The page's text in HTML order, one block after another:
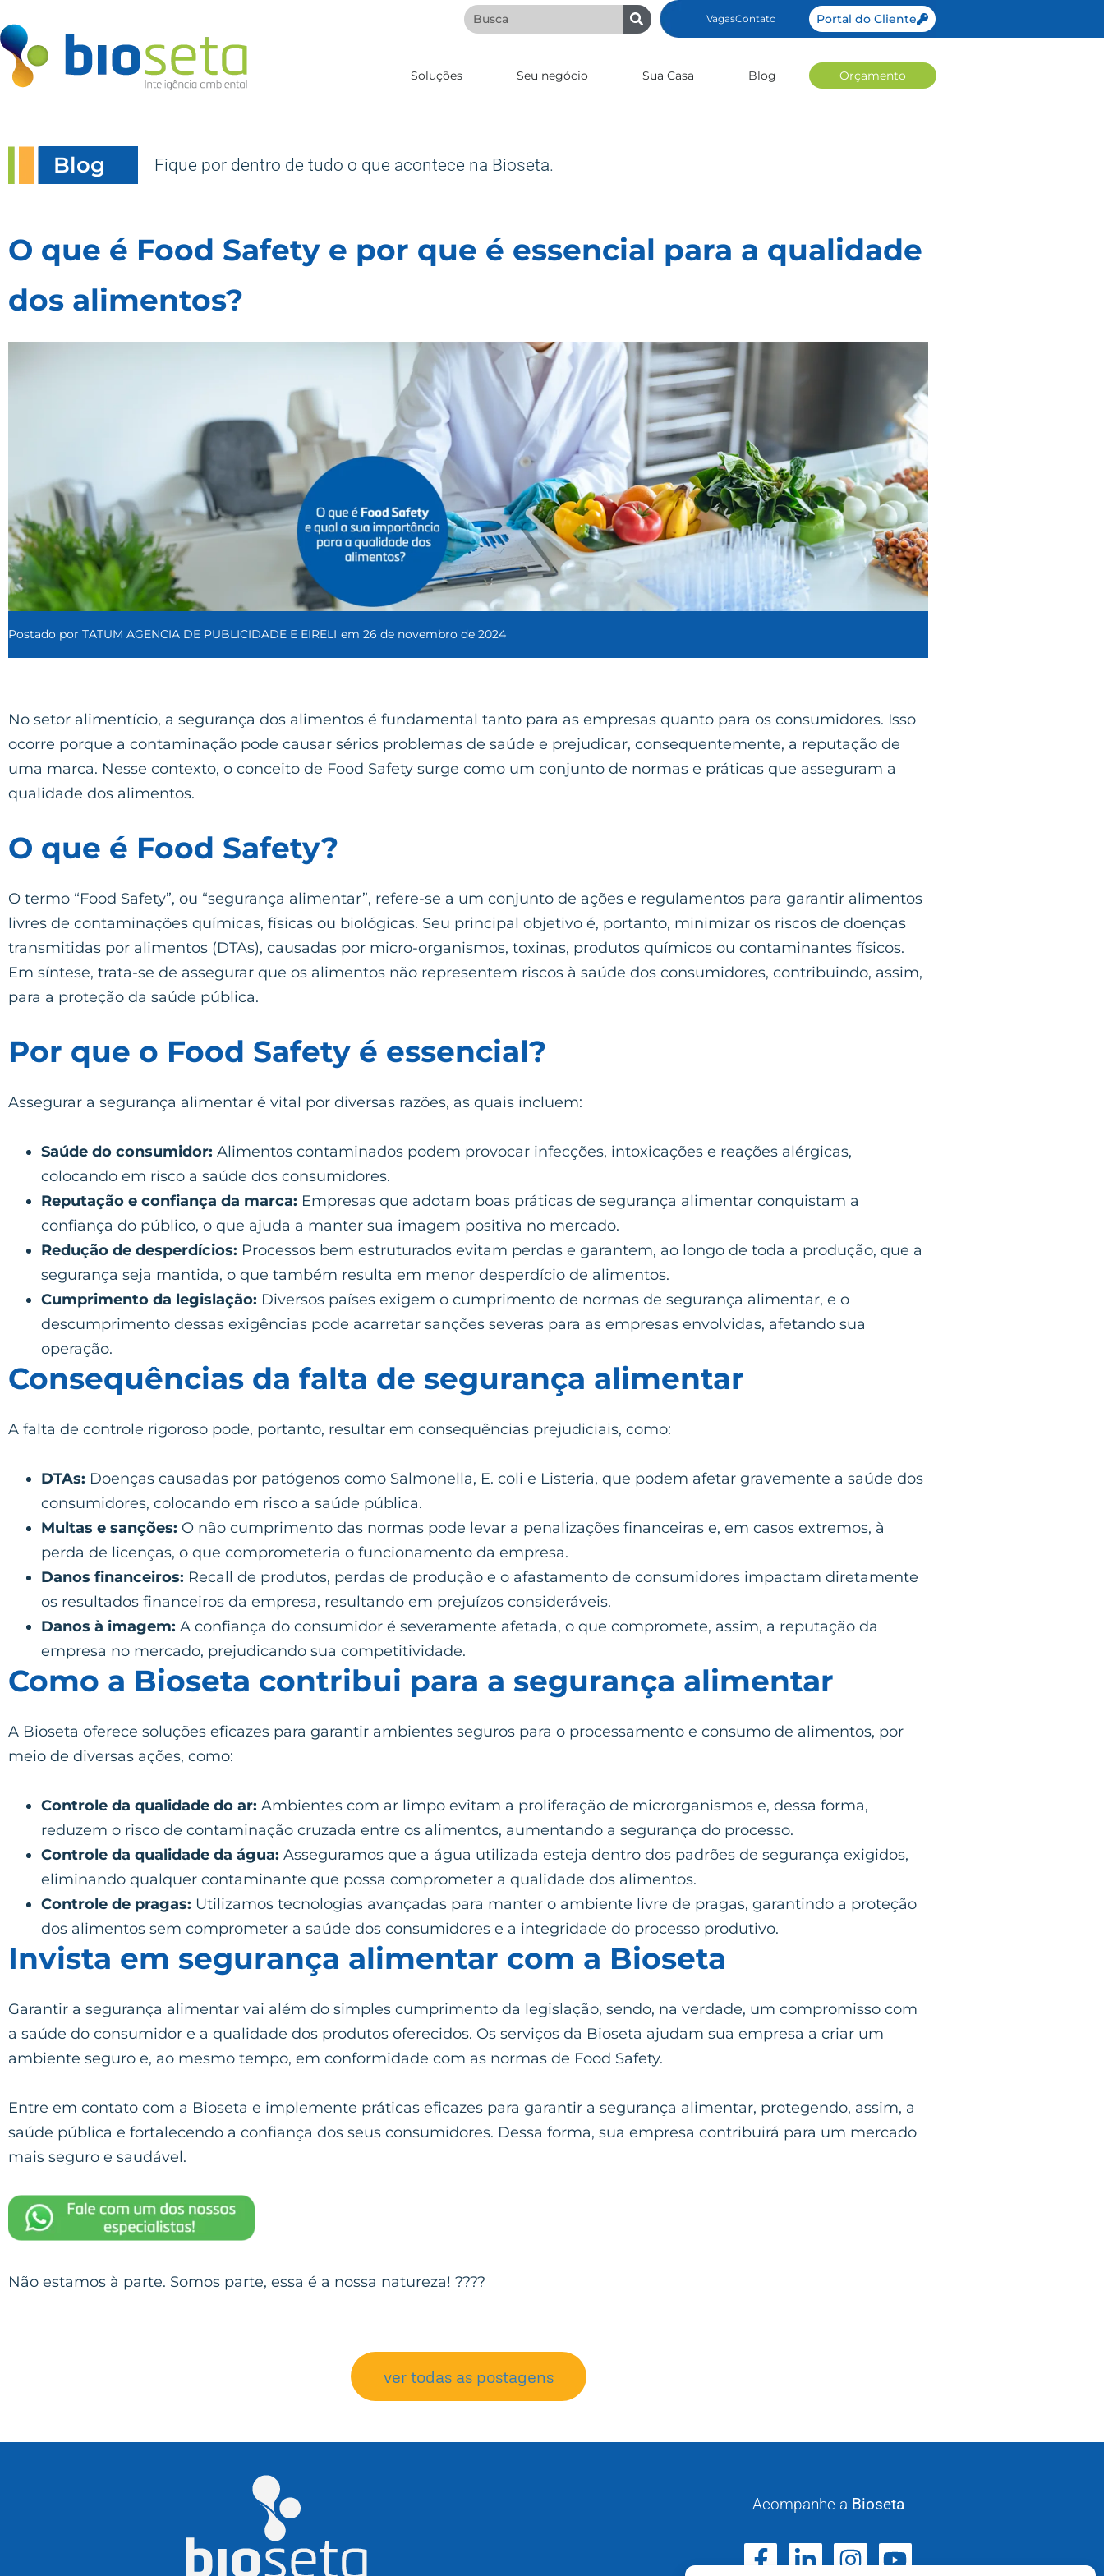
VagasContato Portal do Cliente
Soluções Seu negócio Sua Casa Blog Orçamento
Blog Fique por dentro de tudo o que acontece na Bioseta.
O que é Food Safety e por que é essencial para a qualidade
dos alimentos?
Postado por TATUM AGENCIA DE PUBLICIDADE E EIRELI em 26 de novembro de 2024
No setor alimentício, a segurança dos alimentos é fundamental tanto para as empresas quanto para os consumidores. Isso
ocorre porque a contaminação pode causar sérios problemas de saúde e prejudicar, consequentemente, a reputação de
uma marca. Nesse contexto, o conceito de Food Safety surge como um conjunto de normas e práticas que asseguram a
qualidade dos alimentos.
O que é Food Safety?
O termo “Food Safety”, ou “segurança alimentar”, refere-se a um conjunto de ações e regulamentos para garantir alimentos
livres de contaminações químicas, físicas ou biológicas. Seu principal objetivo é, portanto, minimizar os riscos de doenças
transmitidas por alimentos (DTAs), causadas por micro-organismos, toxinas, produtos químicos ou contaminantes físicos.
Em síntese, trata-se de assegurar que os alimentos não representem riscos à saúde dos consumidores, contribuindo, assim,
para a proteção da saúde pública.
Por que o Food Safety é essencial?
Assegurar a segurança alimentar é vital por diversas razões, as quais incluem:
Saúde do consumidor: Alimentos contaminados podem provocar infecções, intoxicações e reações alérgicas,
colocando em risco a saúde dos consumidores.
Reputação e confiança da marca: Empresas que adotam boas práticas de segurança alimentar conquistam a
confiança do público, o que ajuda a manter sua imagem positiva no mercado.
Redução de desperdícios: Processos bem estruturados evitam perdas e garantem, ao longo de toda a produção, que a
segurança seja mantida, o que também resulta em menor desperdício de alimentos.
Cumprimento da legislação: Diversos países exigem o cumprimento de normas de segurança alimentar, e o
descumprimento dessas exigências pode acarretar sanções severas para as empresas envolvidas, afetando sua
operação.
Consequências da falta de segurança alimentar
A falta de controle rigoroso pode, portanto, resultar em consequências prejudiciais, como:
DTAs: Doenças causadas por patógenos como Salmonella, E. coli e Listeria, que podem afetar gravemente a saúde dos
consumidores, colocando em risco a saúde pública.
Multas e sanções: O não cumprimento das normas pode levar a penalizações financeiras e, em casos extremos, à
perda de licenças, o que comprometeria o funcionamento da empresa.
Danos financeiros: Recall de produtos, perdas de produção e o afastamento de consumidores impactam diretamente
os resultados financeiros da empresa, resultando em prejuízos consideráveis.
Danos à imagem: A confiança do consumidor é severamente afetada, o que compromete, assim, a reputação da
empresa no mercado, prejudicando sua competitividade.
Como a Bioseta contribui para a segurança alimentar
A Bioseta oferece soluções eficazes para garantir ambientes seguros para o processamento e consumo de alimentos, por
meio de diversas ações, como:
Controle da qualidade do ar: Ambientes com ar limpo evitam a proliferação de microrganismos e, dessa forma,
reduzem o risco de contaminação cruzada entre os alimentos, aumentando a segurança do processo.
Controle da qualidade da água: Asseguramos que a água utilizada esteja dentro dos padrões de segurança exigidos,
eliminando qualquer contaminante que possa comprometer a qualidade dos alimentos.
Controle de pragas: Utilizamos tecnologias avançadas para manter o ambiente livre de pragas, garantindo a proteção
dos alimentos sem comprometer a saúde dos consumidores e a integridade do processo produtivo.
Invista em segurança alimentar com a Bioseta
Garantir a segurança alimentar vai além do simples cumprimento da legislação, sendo, na verdade, um compromisso com
a saúde do consumidor e a qualidade dos produtos oferecidos. Os serviços da Bioseta ajudam sua empresa a criar um
ambiente seguro e, ao mesmo tempo, em conformidade com as normas de Food Safety.
Entre em contato com a Bioseta e implemente práticas eficazes para garantir a segurança alimentar, protegendo, assim, a
saúde pública e fortalecendo a confiança dos seus consumidores. Dessa forma, sua empresa contribuirá para um mercado
mais seguro e saudável.
Não estamos à parte. Somos parte, essa é a nossa natureza! ????
ver todas as postagens
Acompanhe a Bioseta